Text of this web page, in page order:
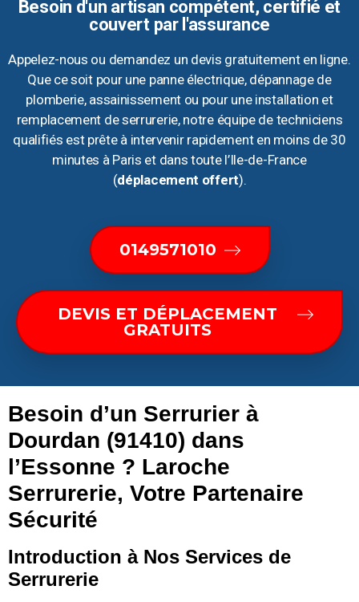
Besoin d'un artisan compétent, certifié et
couvert par l'assurance
Appelez-nous ou demandez un devis gratuitement en ligne.
Que ce soit pour une panne électrique, dépannage de
plomberie, assainissement ou pour une installation et
remplacement de serrurerie, notre équipe de techniciens
qualifiés est prête à intervenir rapidement en moins de 30
minutes à Paris et dans toute l’Ile-de-France
(déplacement offert).
0149571010
DEVIS ET DÉPLACEMENT
GRATUITS
Besoin d’un Serrurier à
Dourdan (91410) dans
l’Essonne ? Laroche
Serrurerie, Votre Partenaire
Sécurité
Introduction à Nos Services de
Serrurerie